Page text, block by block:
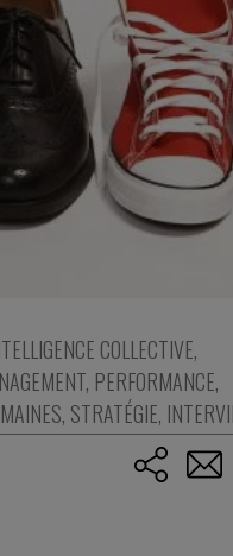
COLLECTIVE,
, PERFORMANCE,
, STRATÉGIE,